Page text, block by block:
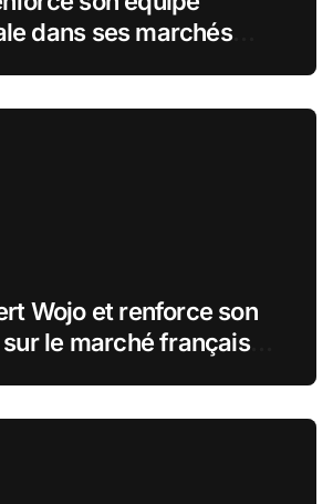
dans ses marchés
Wojo et renforce son
le marché français